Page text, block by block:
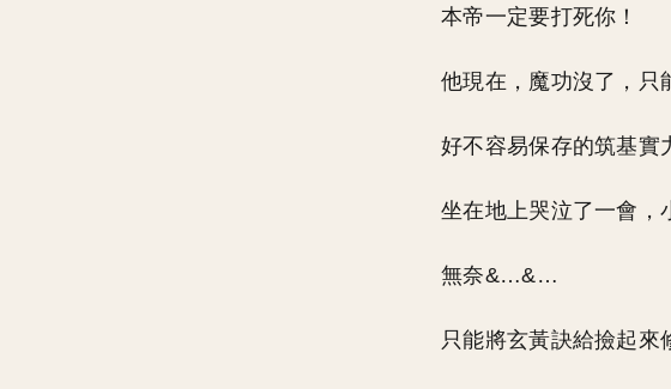
本帝一定要打死你！
他現在，魔功沒了，只
好不容易保存的筑基實
坐在地上哭泣了一會，
無奈&…&…
只能將玄黃訣給撿起來